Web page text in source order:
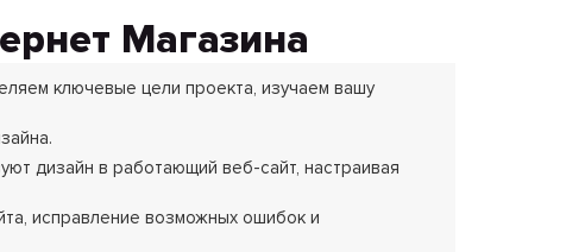
Магазина
ключевые цели проекта, изучаем вашу
дизайн в работающий веб-сайт, настраивая
исправление возможных ошибок и